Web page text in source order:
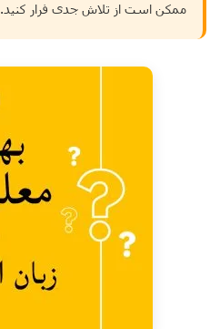
ممکن است از تلاش جدی فرار کنید.